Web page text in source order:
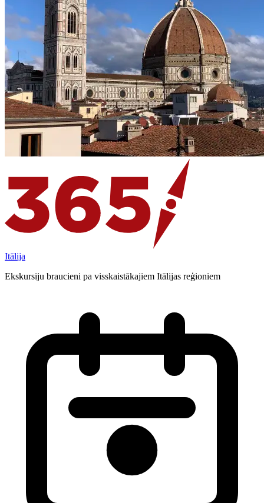
Itālija
Ekskursiju braucieni pa visskaistākajiem Itālijas reģioniem